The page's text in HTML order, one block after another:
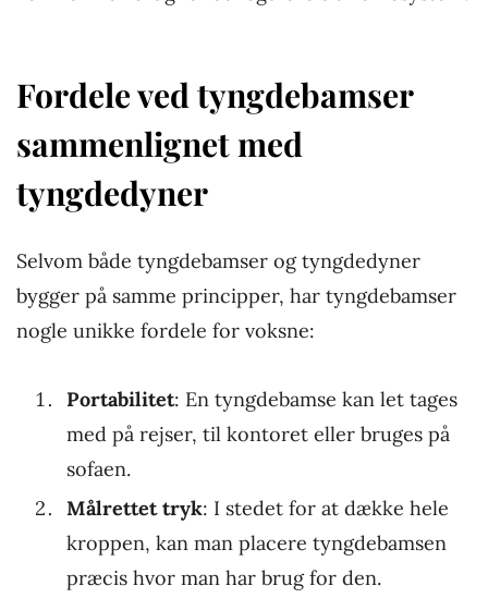
Fordele ved tyngdebamser
sammenlignet med
tyngdedyner
Selvom både tyngdebamser og tyngdedyner
bygger på samme principper, har tyngdebamser
nogle unikke fordele for voksne:
Portabilitet: En tyngdebamse kan let tages
med på rejser, til kontoret eller bruges på
sofaen.
Målrettet tryk: I stedet for at dække hele
kroppen, kan man placere tyngdebamsen
præcis hvor man har brug for den.